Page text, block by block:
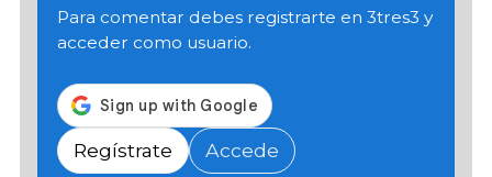
Para comentar debes registrarte en 3tres3 y
acceder como usuario.
Regístrate Accede